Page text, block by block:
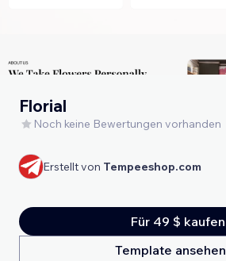
Florial
Noch keine Bewertungen vorhanden
Erstellt von Tempeeshop.com
Für 49 $ kaufen
Template ansehen